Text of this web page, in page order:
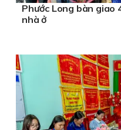
Phước Long bàn giao
nhà ở